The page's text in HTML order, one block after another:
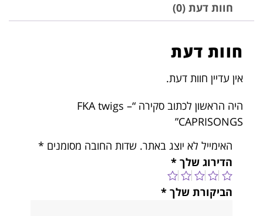
חוות דעת (0)
חוות דעת
אין עדיין חוות דעת.
היה הראשון לכתוב סקירה “FKA twigs –
CAPRISONGS”
האימייל לא יוצג באתר. שדות החובה מסומנים *
הדירוג שלך *
הביקורת שלך *